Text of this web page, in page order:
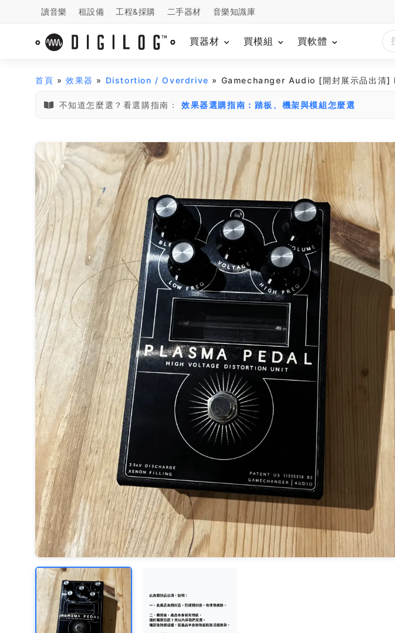
讀音樂 租設備 工程&採購 二手器材 音樂知識庫
買器材 買模組 買軟體
首頁 »效果器 » Distortion / Overdrive » Gamechanger Audio [開封展示品出清]
不知道怎麼選？看選購指南： 效果器選購指南：踏板、機架與模組怎麼選